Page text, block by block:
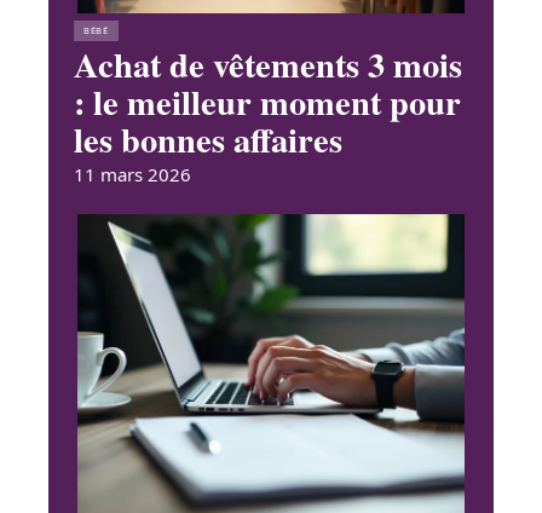
BÉBÉ
Achat de vêtements 3 mois
: le meilleur moment pour
les bonnes affaires
11 mars 2026